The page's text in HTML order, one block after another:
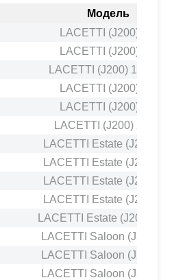
Модель
LACETTI (J200) 1.8
LACETTI (J200) 1.8
LACETTI (J200) 1.4 16V
LACETTI (J200) 1.8
LACETTI (J200) 1.6
LACETTI (J200) 2.0 D
LACETTI Estate (J200)
LACETTI Estate (J200)
LACETTI Estate (J200)
LACETTI Estate (J200)
LACETTI Estate (J200) 2.0
LACETTI Saloon (J200)
LACETTI Saloon (J200)
LACETTI Saloon (J200)